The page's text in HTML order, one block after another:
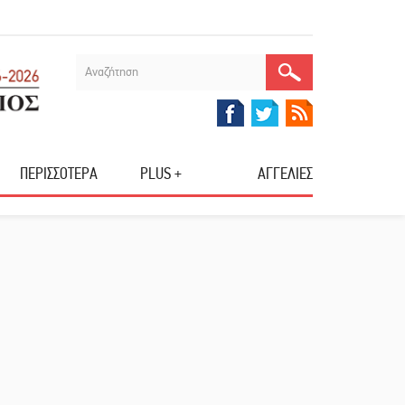
ΠΕΡΙΣΣΟΤΕΡΑ PLUS + ΑΓΓΕΛΙΕΣ